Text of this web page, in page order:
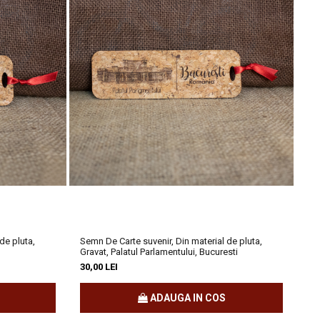
). Clădirea, care este realizată într-o combinație destil
Filarmonicii „George Enescu”.
locul ales era socotit ca fiind prea departe de centrul
orașului"?
(www.wikipedia.org)
pluta,
Semn De Carte suvenir, Din material de pluta,
Gravat, Palatul Parlamentului, Bucuresti
30,00 LEI
ADAUGA IN COS